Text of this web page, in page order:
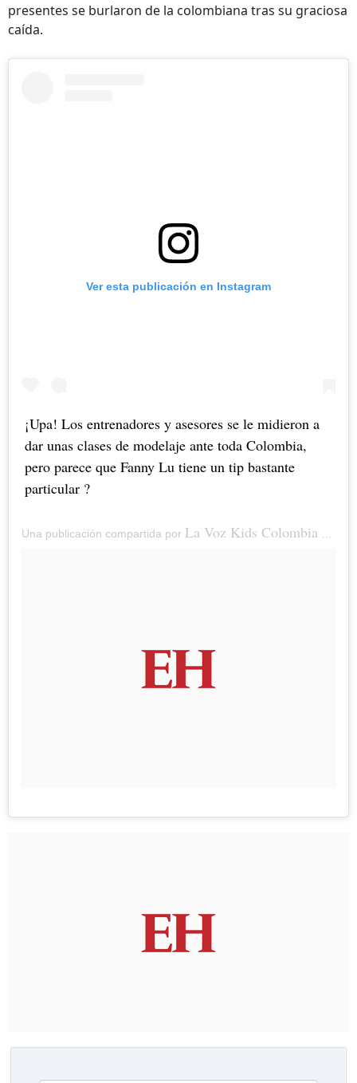
presentes se burlaron de la colombiana tras su graciosa
caída.
Ver esta publicación en Instagram
¡Upa! Los entrenadores y asesores se le midieron a
dar unas clases de modelaje ante toda Colombia,
pero parece que Fanny Lu tiene un tip bastante
particular ?
Una publicación compartida por La Voz Kids Colombia